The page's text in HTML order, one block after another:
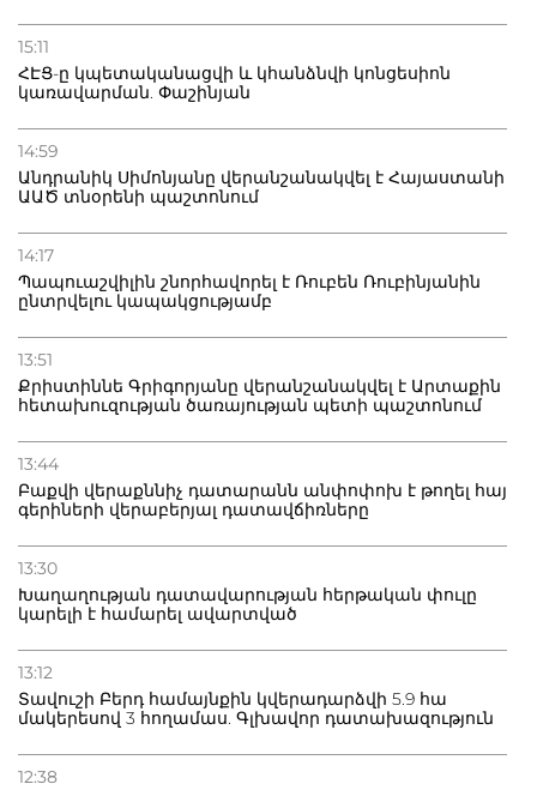
15:11
ՀԷՑ-ը կպետականացվի և կհանձնվի կոնցեսիոն
կառավարման. Փաշինյան
14:59
Անդրանիկ Սիմոնյանը վերանշանակվել է Հայաստանի
ԱԱԾ տնօրենի պաշտոնում
14:17
Պապուաշվիլին շնորհավորել է Ռուբեն Ռուբինյանին
ընտրվելու կապակցությամբ
13:51
Քրիստիննե Գրիգորյանը վերանշանակվել է Արտաքին
հետախուզության ծառայության պետի պաշտոնում
13:44
Բաքվի վերաքննիչ դատարանն անփոփոխ է թողել հայ
գերիների վերաբերյալ դատավճիռները
13:30
Խաղաղության դատավարության հերթական փուլը
կարելի է համարել ավարտված
13:12
Տավուշի Բերդ համայնքին կվերադարձվի 5.9 հա
մակերեսով 3 հողամաս. Գլխավոր դատախազություն
12:38